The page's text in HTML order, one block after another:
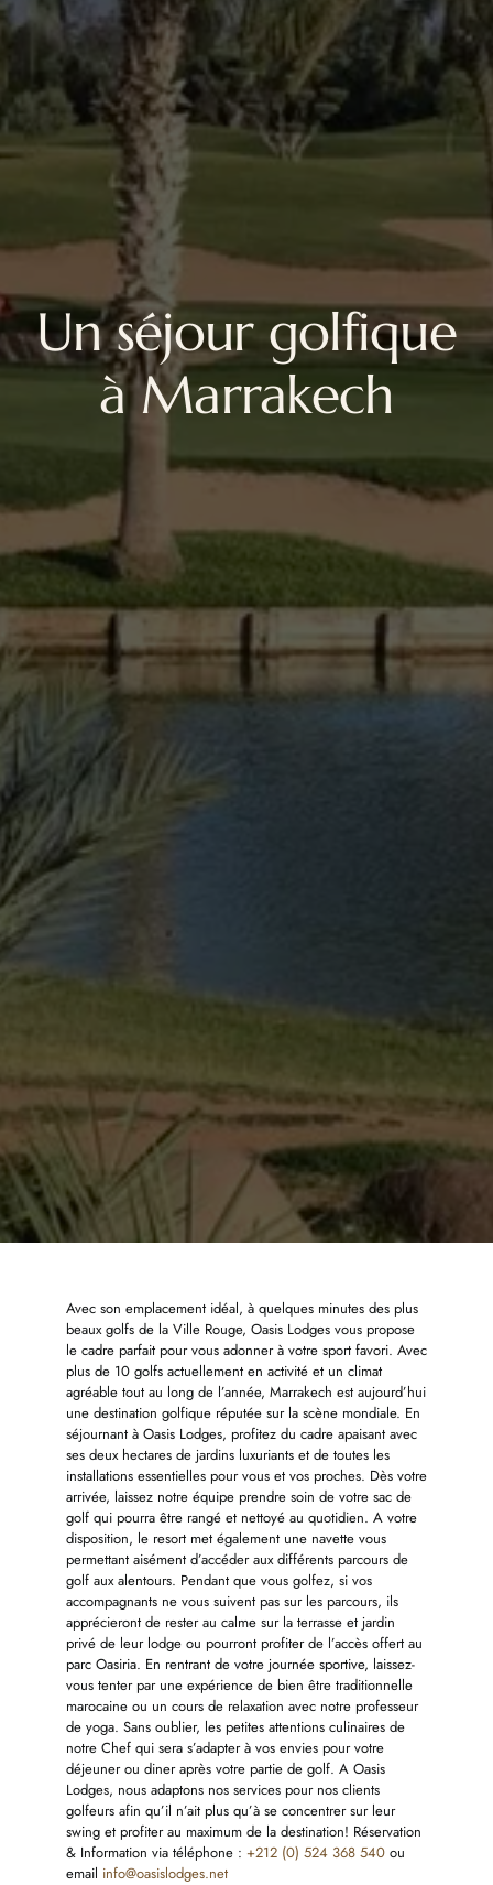
Un séjour golfique
à Marrakech
Avec son emplacement idéal, à quelques minutes des plus
beaux golfs de la Ville Rouge, Oasis Lodges vous propose
le cadre parfait pour vous adonner à votre sport favori. Avec
plus de 10 golfs actuellement en activité et un climat
agréable tout au long de l’année, Marrakech est aujourd’hui
une destination golfique réputée sur la scène mondiale. En
séjournant à Oasis Lodges, profitez du cadre apaisant avec
ses deux hectares de jardins luxuriants et de toutes les
installations essentielles pour vous et vos proches. Dès votre
arrivée, laissez notre équipe prendre soin de votre sac de
golf qui pourra être rangé et nettoyé au quotidien. A votre
disposition, le resort met également une navette vous
permettant aisément d’accéder aux différents parcours de
golf aux alentours. Pendant que vous golfez, si vos
accompagnants ne vous suivent pas sur les parcours, ils
apprécieront de rester au calme sur la terrasse et jardin
privé de leur lodge ou pourront profiter de l’accès offert au
parc Oasiria. En rentrant de votre journée sportive, laissez-
vous tenter par une expérience de bien être traditionnelle
marocaine ou un cours de relaxation avec notre professeur
de yoga. Sans oublier, les petites attentions culinaires de
notre Chef qui sera s’adapter à vos envies pour votre
déjeuner ou diner après votre partie de golf. A Oasis
Lodges, nous adaptons nos services pour nos clients
golfeurs afin qu’il n’ait plus qu’à se concentrer sur leur
swing et profiter au maximum de la destination! Réservation
& Information via téléphone : +212 (0) 524 368 540ou
email info@oasislodges.net